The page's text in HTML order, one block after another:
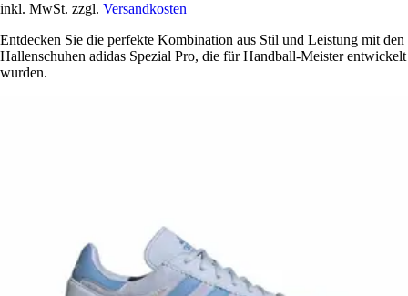
inkl. MwSt. zzgl. Versandkosten
Entdecken Sie die perfekte Kombination aus Stil und Leistung mit den
Hallenschuhen adidas Spezial Pro, die für Handball-Meister entwickelt
wurden.